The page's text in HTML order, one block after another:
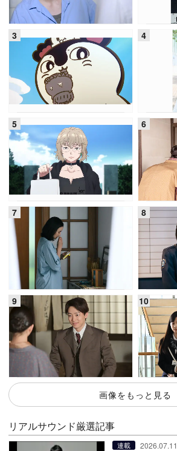
画像をもっと見る
リアルサウンド厳選記事
連載 2026.07.11